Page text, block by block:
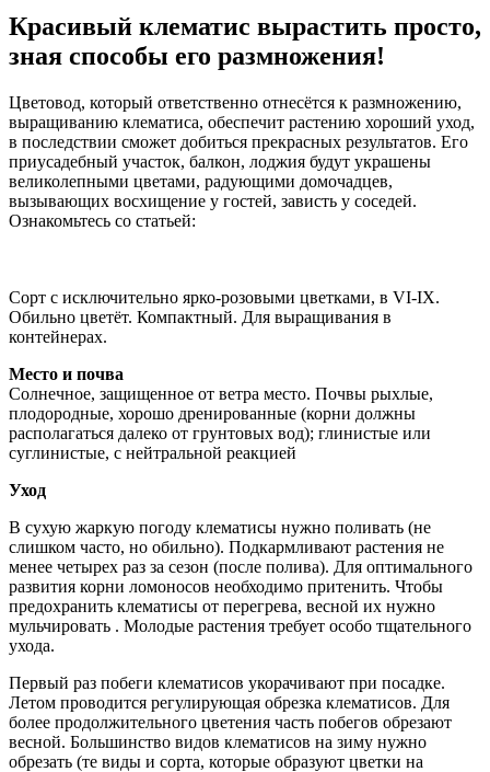
Красивый клематис вырастить просто,
зная способы его размножения!
Цветовод, который ответственно отнесётся к размножению,
выращиванию клематиса, обеспечит растению хороший уход,
в последствии сможет добиться прекрасных результатов. Его
приусадебный участок, балкон, лоджия будут украшены
великолепными цветами, радующими домочадцев,
вызывающих восхищение у гостей, зависть у соседей.
Ознакомьтесь со статьей:
Сорт с исключительно ярко-розовыми цветками, в VI-IX.
Обильно цветёт. Компактный. Для выращивания в
контейнерах.
Место и почва
Солнечное, защищенное от ветра место. Почвы рыхлые,
плодородные, хорошо дренированные (корни должны
располагаться далеко от грунтовых вод); глинистые или
суглинистые, с нейтральной реакцией
Уход
В сухую жаркую погоду клематисы нужно поливать (не
слишком часто, но обильно). Подкармливают растения не
менее четырех раз за сезон (после полива). Для оптимального
развития корни ломоносов необходимо притенить. Чтобы
предохранить клематисы от перегрева, весной их нужно
мульчировать . Молодые растения требует особо тщательного
ухода.
Первый раз побеги клематисов укорачивают при посадке.
Летом проводится регулирующая обрезка клематисов. Для
более продолжительного цветения часть побегов обрезают
весной. Большинство видов клематисов на зиму нужно
обрезать (те виды и сорта, которые образуют цветки на